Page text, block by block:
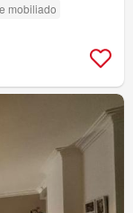
mobiliado